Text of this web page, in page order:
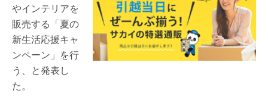
やインテリアを
販売する「夏の
新生活応援キャ
ンペーン」を行
う、と発表し
た。